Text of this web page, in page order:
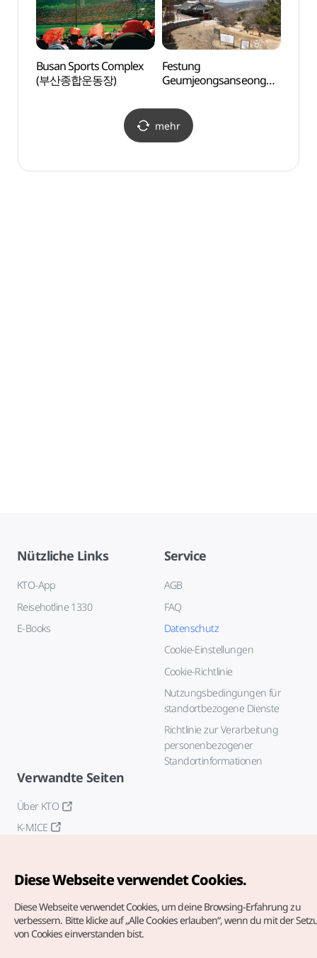
Busan Sports Complex
(부산종합운동장)
Festung
Geumjeongsanseong
mehr
Nützliche Links
KTO-App
Reisehotline 1330
E-Books
Service
AGB
FAQ
Datenschutz
Cookie-Einstellungen
Cookie-Richtlinie
Nutzungsbedingungen für
standortbezogene Dienste
Richtlinie zur Verarbeitung
personenbezogener
Standortinformationen
Verwandte Seiten
Über KTO
K-MICE
Diese Webseite verwendet Cookies.
Diese Webseite verwendet Cookies, um deine Browsing-Erfahrung zu
verbessern. Bitte klicke auf „Alle Cookies erlauben“, wenn du mit der
von Cookies einverstanden bist.